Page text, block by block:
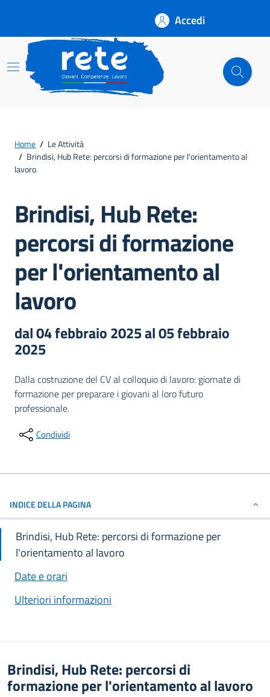
Accedi
Home / Le Attività
/ Brindisi, Hub Rete: percorsi di formazione per l'orientamento al
lavoro
Brindisi, Hub Rete:
percorsi di formazione
per l'orientamento al
lavoro
dal 04 febbraio 2025 al 05 febbraio
2025
Descrizione breve full
Dalla costruzione del CV al colloquio di lavoro: giornate di
formazione per preparare i giovani al loro futuro
professionale.
Condividi
INDICE DELLA PAGINA
Brindisi, Hub Rete: percorsi di formazione per
l'orientamento al lavoro
Date e orari
Ulteriori informazioni
Brindisi, Hub Rete: percorsi di
formazione per l'orientamento al lavoro